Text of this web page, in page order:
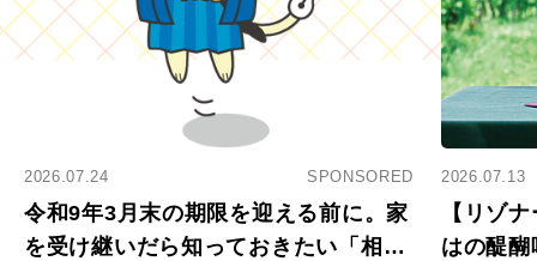
2026.07.24 SPONSORED
令和9年3月末の期限を迎える前に。家
を受け継いだら知っておきたい「相続
2026.07.13
【リゾ
はの醍